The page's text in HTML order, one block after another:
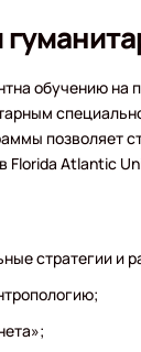
обучению на
позволяет
Florida Atlantic
стратегии и